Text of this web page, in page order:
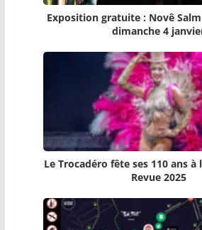
Exposition gratuite : Novê
dimanche 4
Le Trocadéro fête ses 110 ans à
Revue 2025